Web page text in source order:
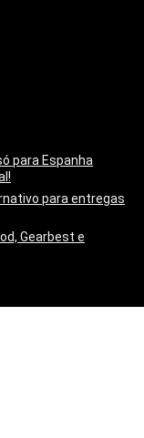
para Espanha
para entregas
Gearbest e